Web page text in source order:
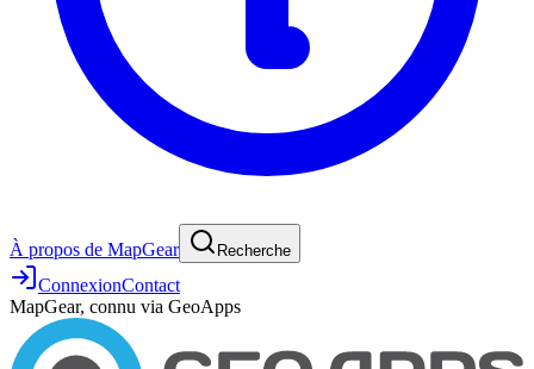
À propos de MapGear Recherche
ConnexionContact
MapGear, connu via GeoApps